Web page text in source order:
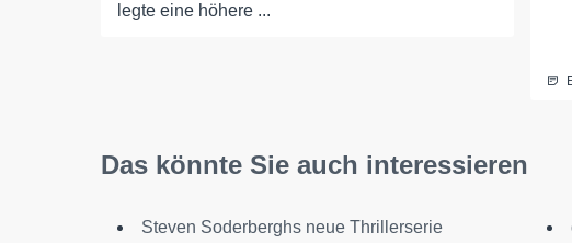
legte eine höhere ...
Das könnte Sie auch interessieren
Steven Soderberghs neue Thrillerserie